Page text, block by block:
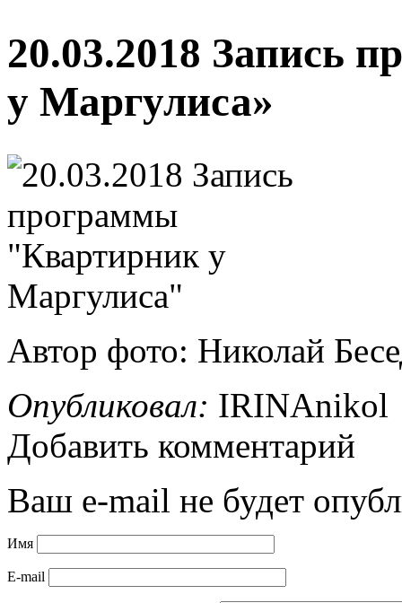
20.03.2018 Запись
у Маргулиса»
Автор фото: Николай
Опубликовал: IRINAnikol
Добавить комментарий
Ваш e-mail не будет
Имя
E-mail